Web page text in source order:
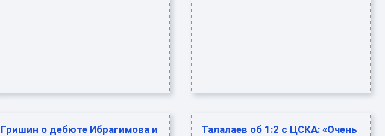
Гришин о дебюте Ибрагимова и
Талалаев об 1:2 с ЦСКА: «Очень